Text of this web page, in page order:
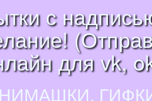
с
для vk,